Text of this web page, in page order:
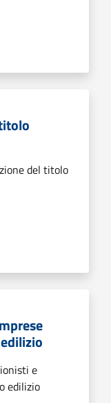
del titolo
e
edilizio